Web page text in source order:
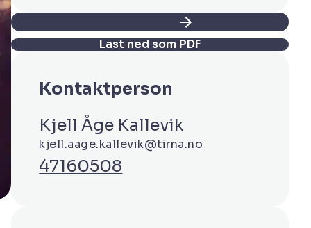
Last ned som PDF
Kontaktperson
Kjell Åge Kallevik
kjell.aage.kallevik@tirna.no
47160508